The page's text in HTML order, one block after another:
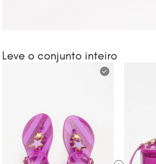
Leve o conjunto inteiro